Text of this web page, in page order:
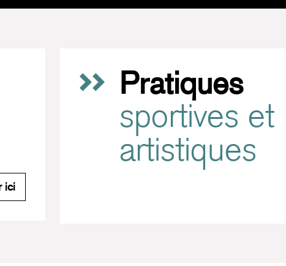
iciM'inscrire à la newsletter du Carreau
Pratiques
sportives et
artistiques